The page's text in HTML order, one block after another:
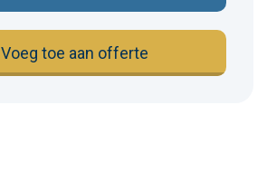
Voeg toe aan offerte